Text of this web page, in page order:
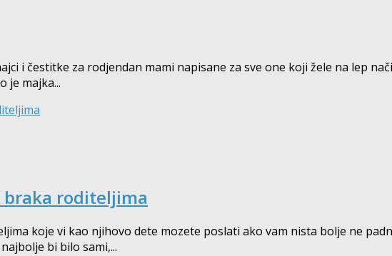
i čestitke za rodjendan mami napisane za sve one koji žele na lep
je majka...
braka roditeljima
koje vi kao njihovo dete mozete poslati ako vam nista bolje ne
bi bilo sami,...